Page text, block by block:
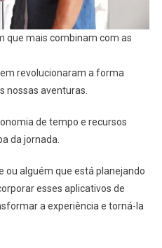
que mais combinam com as
revolucionaram a forma
nossas aventuras.
de tempo e recursos
da jornada.
ou alguém que está planejando
esses aplicativos de
a experiência e torná-la